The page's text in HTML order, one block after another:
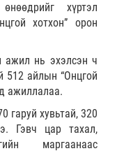
хүртэл
хотхон” орон
ажил нь эхэлсэн ч
512 айлын “Онцгой
ажиллалаа.
гаруй хувьтай, 320
Гэвч цар тахал,
маргаанаас